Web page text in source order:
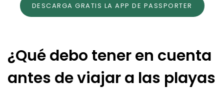
DESCARGA GRATIS LA APP DE PASSPORTER
¿Qué debo tener en cuenta
antes de viajar a las playas